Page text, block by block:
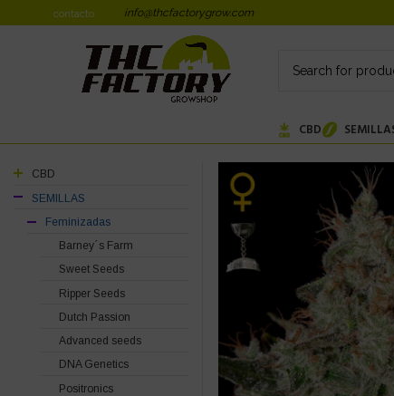
contacto info@thcfactorygrow.com
CBD
CBD
SEMILLAS
Feminizadas
Barney´s Farm
Sweet Seeds
Ripper Seeds
Dutch Passion
Advanced seeds
DNA Genetics
Positronics